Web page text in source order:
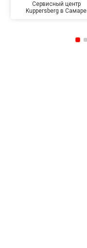
Сервисный центр
Kuppersberg в Самаре